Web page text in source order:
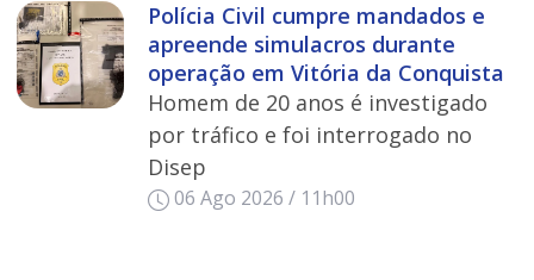
Polícia Civil cumpre mandados e
apreende simulacros durante
operação em Vitória da Conquista
Homem de 20 anos é investigado
por tráfico e foi interrogado no
Disep
06 Ago 2026 / 11h00